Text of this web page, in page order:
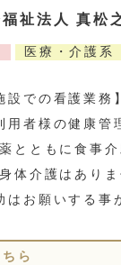
祉法人 真松
医療・介護系
設での看護業
用者様の健康管
とともに食事
体介護はあり
はお願いする
ら